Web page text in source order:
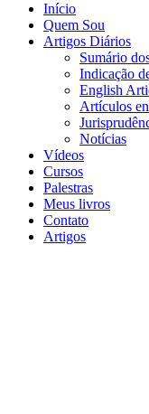
Início
Quem Sou
Artigos Diários
Sumário
Indicação
English
Artículos
Notícias
Vídeos
Cursos
Palestras
Meus livros
Contato
Artigos